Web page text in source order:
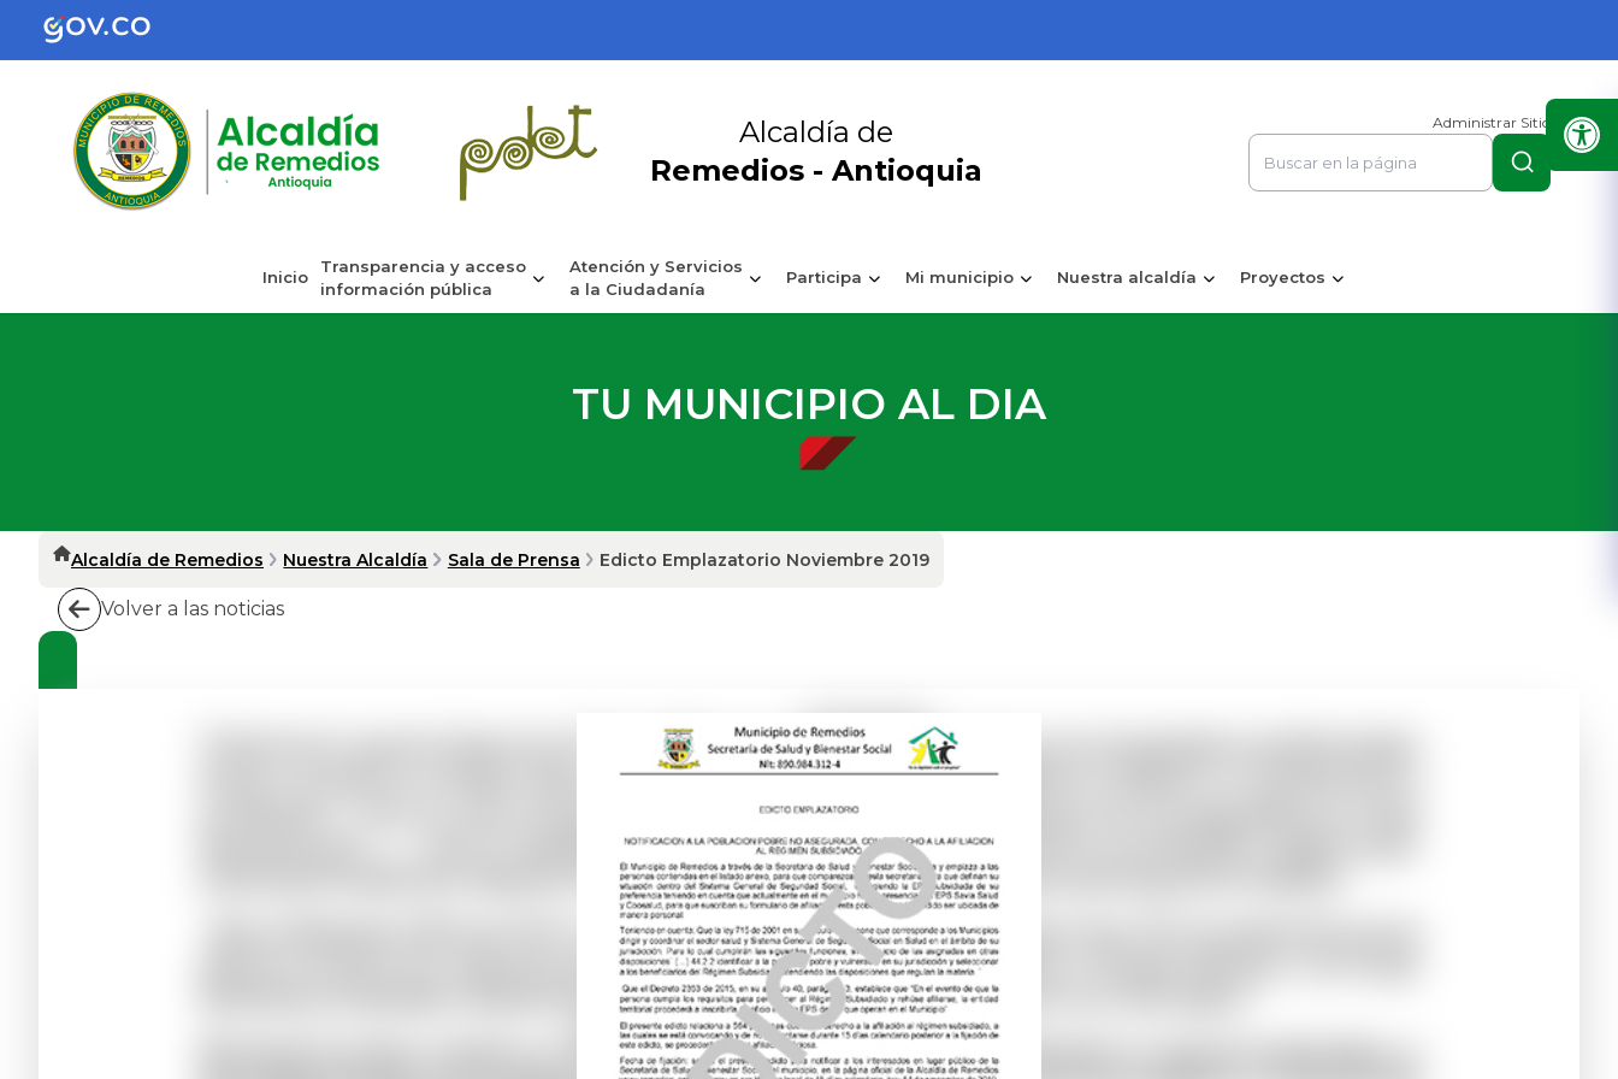
Alcaldía de
Remedios - Antioquia
Administrar Sitio
Inicio
Transparencia y acceso
información pública
Atención y Servicios
a la Ciudadanía
Participa Mi municipio Nuestra alcaldía Proyectos
TU MUNICIPIO AL DIA
Alcaldía de Remedios Nuestra Alcaldía Sala de Prensa Edicto Emplazatorio Noviembre 2019
Volver a las noticias